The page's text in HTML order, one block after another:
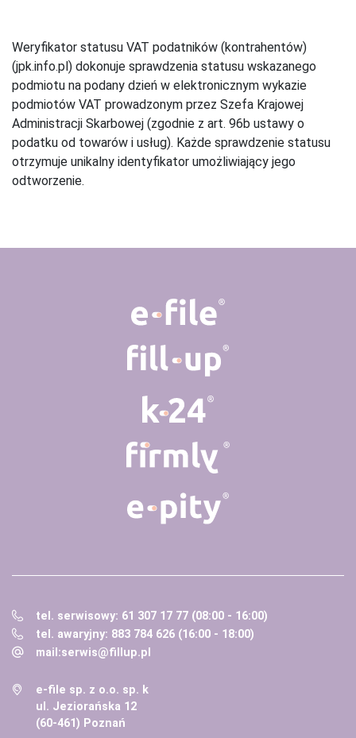
Weryfikator statusu VAT podatników (kontrahentów)
(jpk.info.pl) dokonuje sprawdzenia statusu wskazanego
podmiotu na podany dzień w elektronicznym wykazie
podmiotów VAT prowadzonym przez Szefa Krajowej
Administracji Skarbowej (zgodnie z art. 96b ustawy o
podatku od towarów i usług). Każde sprawdzenie statusu
otrzymuje unikalny identyfikator umożliwiający jego
odtworzenie.
tel. serwisowy: 61 307 17 77 (08:00 - 16:00)
tel. awaryjny: 883 784 626 (16:00 - 18:00)
mail:serwis@fillup.pl
e-file sp. z o.o. sp. k
ul. Jeziorańska 12
(60-461) Poznań